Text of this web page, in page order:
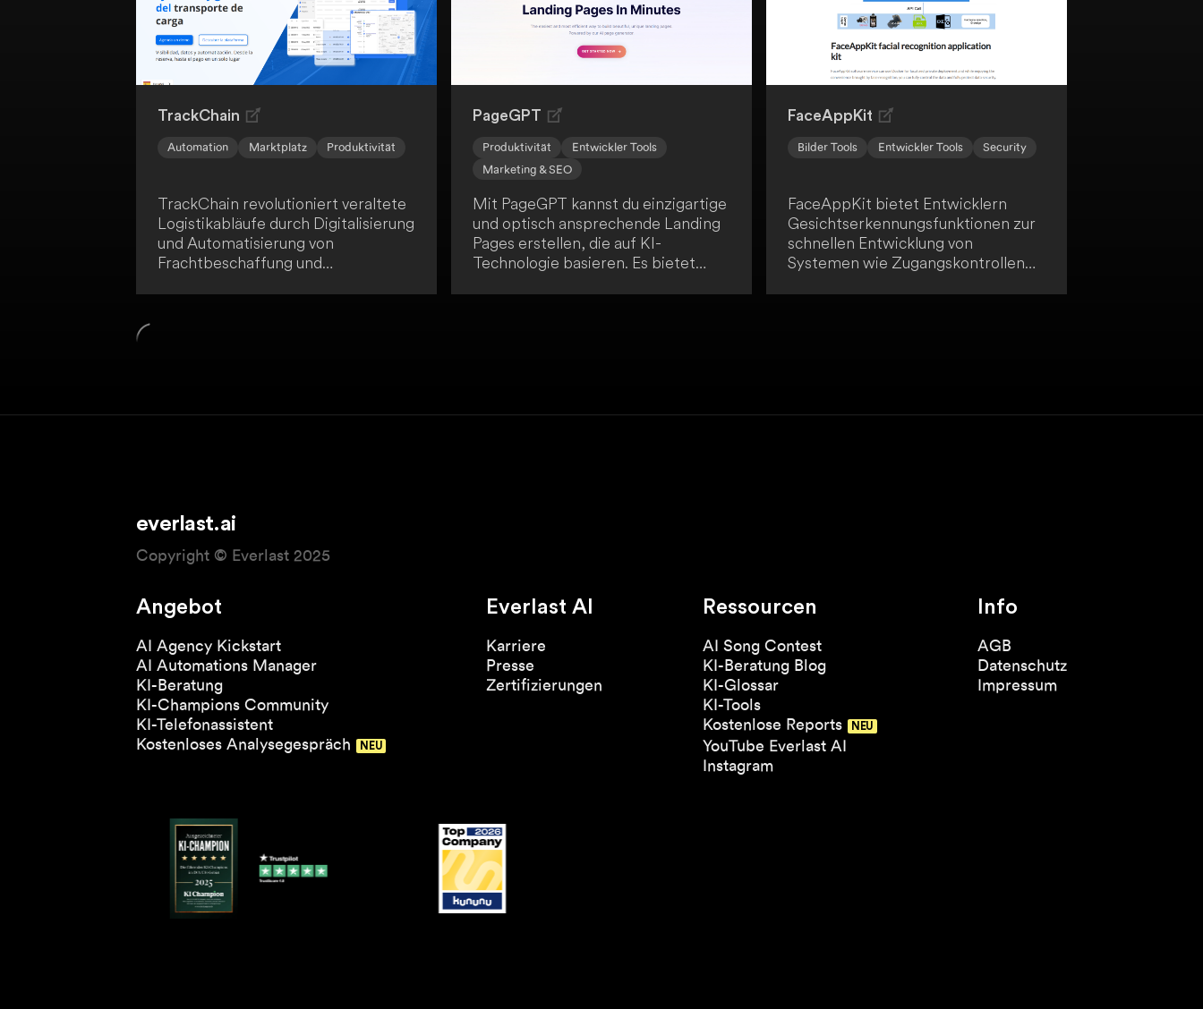
Wirestock einen leistungsfähigen
KI-Generator, der das Erstellen und
Monetarisieren von KI-Inhalten in
sichere Infrastruktur von Shaped
gewährleistet die Einhaltung von
GDPR- und SOC2-Standards.
TrackChain
Automation Marktplatz Produktivität
TrackChain revolutioniert veraltete
Logistikabläufe durch Digitalisierung
und Automatisierung von
Frachtbeschaffung und
PageGPT
Produktivität
Entwickler Tools
Marketing & SEO
Mit PageGPT kannst du einzigartige
und optisch ansprechende Landing
Pages erstellen, die auf KI-
Technologie basieren. Es bietet
FaceAppKit
Bilder Tools Entwickler Tools Security
FaceAppKit bietet Entwicklern
Gesichtserkennungsfunktionen zur
schnellen Entwicklung von
Systemen wie Zugangskontrollen
everlast.ai
Copyright © Everlast 2025
Angebot
AI Agency Kickstart
AI Automations Manager
KI-Beratung
KI-Champions Community
KI-Telefonassistent
Kostenloses Analysegespräch
Everlast AI
Karriere
Presse
Zertifizierungen
Ressourcen
AI Song Contest
KI-Beratung Blog
KI-Glossar
KI-Tools
Kostenlose Reports
YouTube Everlast AI
Instagram
Info
AGB
Datenschutz
Impressum